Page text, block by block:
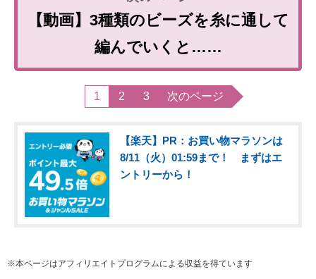
【動画】3種類のビーズを糸に通して
編んでいくと……
1 2 3 次のページ
【楽天】PR：お買い物マラソンは
8/11（火）01:59まで！ まずはエ
ントリーから！
※本ページはアフィリエイトプログラムによる収益を得ています